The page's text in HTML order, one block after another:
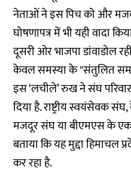
नेताओं ने इस पिच को और
घोषणापत्र में भी यही वादा
दूसरी ओर भाजपा डांवाडोल
केवल समस्या के "संतुलित
इस ‘लचीले’ रुख ने संघ
दिया है. राष्ट्रीय स्वयंसेवक
मजदूर संघ या बीएमएस के एक
बताया कि यह मुद्दा
कर रहा है.